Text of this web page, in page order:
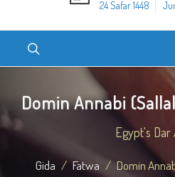
24 Safar 1448
Domin Annabi
Egypt's Dar
Gida Fatwa Domin